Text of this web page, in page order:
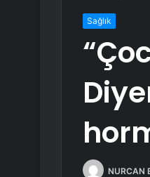
Sağlık
NURCAN